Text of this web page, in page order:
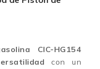
CIC-HG154
con un